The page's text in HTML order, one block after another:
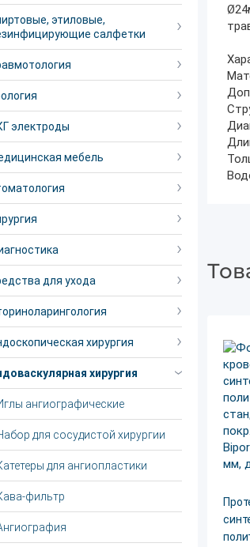
этиловые,
салфетки
электроды
мебель
для ухода
хирургия
хирургия
ангиографические
для сосудистой хирургии
для ангиопластики
фильтр